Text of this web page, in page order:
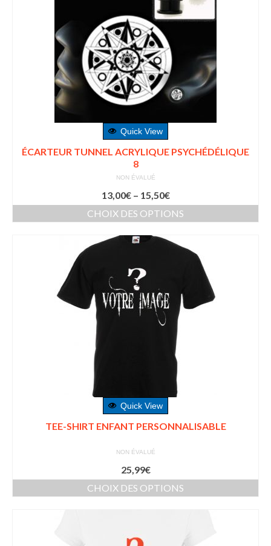
Quick View
ÉCARTEUR TUNNEL ACRYLIQUE PSYCHÉDÉLIQUE
8
NON ÉVALUÉ
13,00€– 15,50€
CHOIX DES OPTIONS
Quick View
TEE-SHIRT ENFANT PERSONNALISABLE
NON ÉVALUÉ
25,99€
CHOIX DES OPTIONS